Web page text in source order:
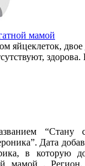
мамой
яйцеклеток,
“Стану
Дата
в которую
мамой .